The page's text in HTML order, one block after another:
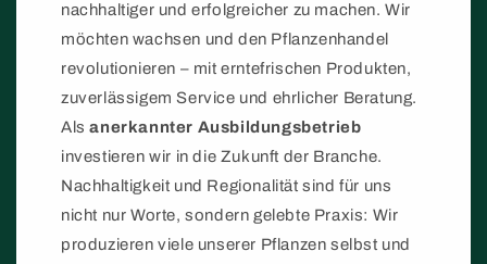
nachhaltiger und erfolgreicher zu machen. Wir
möchten wachsen und den Pflanzenhandel
revolutionieren – mit erntefrischen Produkten,
zuverlässigem Service und ehrlicher Beratung.
Alsanerkannter Ausbildungsbetrieb
investieren wir in die Zukunft der Branche.
Nachhaltigkeit und Regionalität sind für uns
nicht nur Worte, sondern gelebte Praxis: Wir
produzieren viele unserer Pflanzen selbst und